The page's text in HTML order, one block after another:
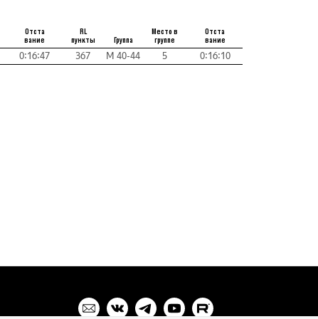
Отста
вание
RL
пункты
Группа
Место в
группе
Отста
вание
0:16:47 367 М 40-44 5 0:16:10